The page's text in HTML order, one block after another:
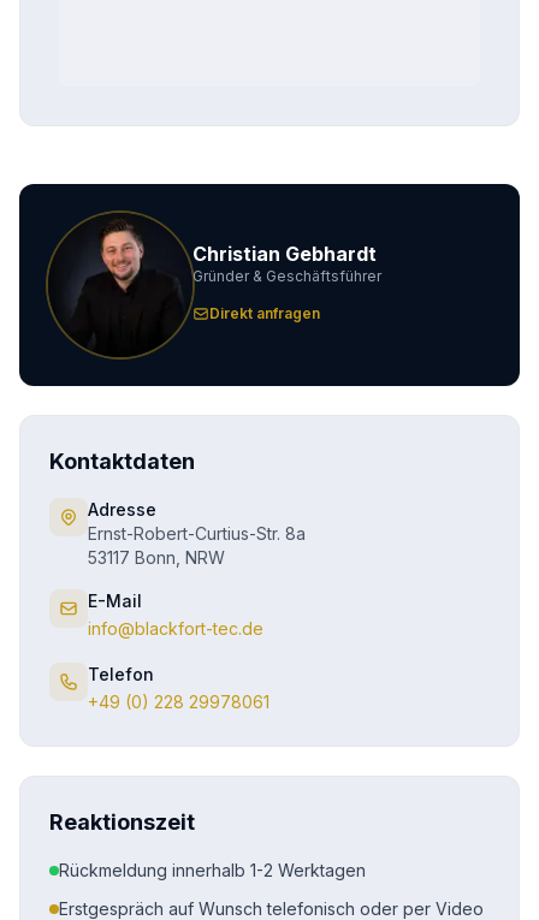
Christian Gebhardt
Gründer & Geschäftsführer
Direkt anfragen
Kontaktdaten
Adresse
Ernst-Robert-Curtius-Str. 8a
53117 Bonn, NRW
E-Mail
info@blackfort-tec.de
Telefon
+49 (0) 228 29978061
Reaktionszeit
Rückmeldung innerhalb 1-2 Werktagen
Erstgespräch auf Wunsch telefonisch oder per Video